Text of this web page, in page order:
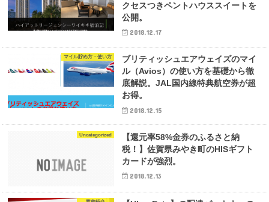
クセスつきペントハウススイートを
公開。
2018.12.17
マイル貯め方・使い方
ブリティッシュエアウェイズのマイ
ル（Avios）の使い方を基礎から徹
底解説。JAL国内線特典航空券が超
お得。
2018.12.15
Uncategorized
【還元率58%金券のふるさと納
税！】佐賀県みやき町のHISギフト
カードが強烈。
2018.12.13